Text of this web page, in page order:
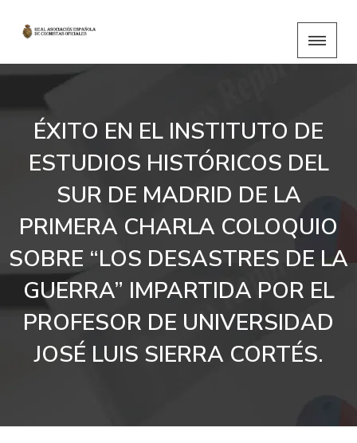
ÉXITO EN EL INSTITUTO DE
ESTUDIOS HISTÓRICOS DEL
SUR DE MADRID DE LA
PRIMERA CHARLA COLOQUIO
SOBRE “LOS DESASTRES DE LA
GUERRA” IMPARTIDA POR EL
PROFESOR DE UNIVERSIDAD
JOSÉ LUIS SIERRA CORTÉS.